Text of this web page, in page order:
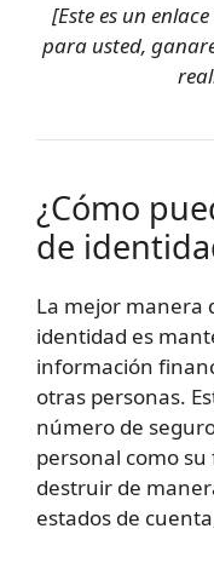
[Este es un
para usted,
¿Cómo
de
La mejor manera
identidad es
información
otras personas.
número de
personal como
destruir de
estados de